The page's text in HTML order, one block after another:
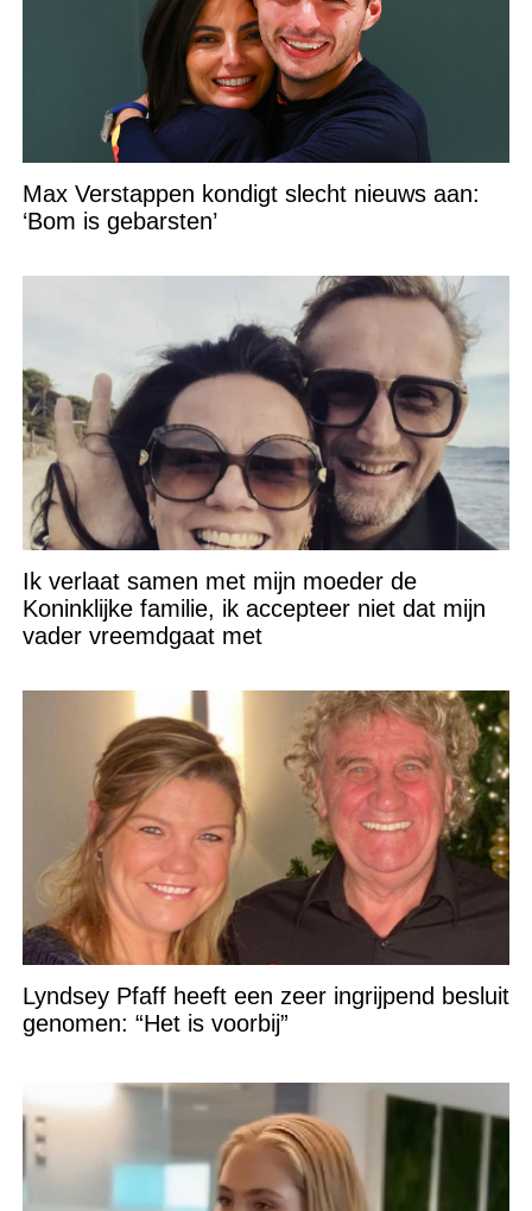
Max Verstappen kondigt slecht nieuws aan:
‘Bom is gebarsten’
Ik verlaat samen met mijn moeder de
Koninklijke familie, ik accepteer niet dat mijn
vader vreemdgaat met
Lyndsey Pfaff heeft een zeer ingrijpend besluit
genomen: “Het is voorbij”